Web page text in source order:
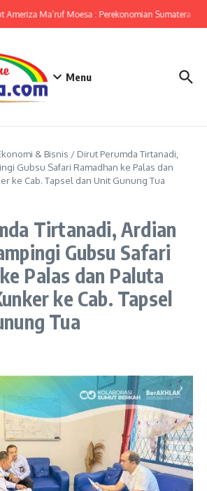
Ameriza Ma’ruf Moesa : Perekonomian Sumatera
Menu
& Bisnis / Dirut Perumda Tirtanadi,
Gubsu Safari Ramadhan ke Palas dan
ke Cab. Tapsel dan Unit Gunung Tua
Tirtanadi, Ardian
Gubsu Safari
Palas dan Paluta
ke Cab. Tapsel
Tua